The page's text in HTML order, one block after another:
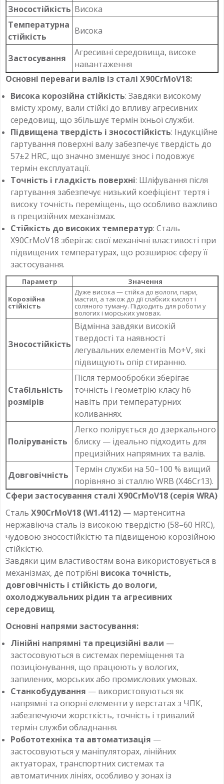
Зносостійкість Висока
Температурна
стійкість
Висока
Застосування
Агресивні середовища, високе
навантаження
Основні переваги валів із сталі X90CrMoV18:
Висока корозійна стійкість: Завдяки високому
вмісту хрому, вали стійкі до впливу агресивних
середовищ, що збільшує термін їхньої служби.
Підвищена твердість і зносостійкість: Індукційне
гартування поверхні валу забезпечує твердість до
57±2 HRC, що значно зменшує знос і подовжує
термін експлуатації.
Точність і гладкість поверхні: Шліфування після
гартування забезпечує низький коефіцієнт тертя і
високу точність переміщень, що особливо важливо
в прецизійних механізмах.
Стійкість до високих температур: Сталь
X90CrMoV18 зберігає свої механічні властивості при
підвищених температурах, що розширює сферу її
застосування.
Параметр
Значення
Корозійна
стійкість
Дуже висока — стійка до вологи, пари,
мастил, а також до дії слабких кислот і
соляного туману. Підходить для роботи у
вологих і морських умовах.
Зносостійкість
Відмінна завдяки високій
твердості та наявності
легувальних елементів Mo+V, які
підвищують опір стиранню.
Стабільність
розмірів
Після термообробки зберігає
точність і геометрію класу h6
навіть при температурних
коливаннях.
Поліруваність
Легко полірується до дзеркального
блиску — ідеально підходить для
прецизійних напрямних та валів.
Довговічність
Термін служби на 50–100 % вищий
порівняно зі сталлю WRB (X46Cr13).
Сфери застосування сталі X90CrMoV18 (серія WRA)
Сталь X90CrMoV18 (W1.4112) — мартенситна
нержавіюча сталь із високою твердістю (58–60 HRC),
чудовою зносостійкістю та підвищеною корозійною
стійкістю.
Завдяки цим властивостям вона використовується в
механізмах, де потрібні висока точність,
довговічність і стійкість до вологи,
охолоджувальних рідин та агресивних
середовищ.
Основні напрями застосування:
Лінійні напрямні та прецизійні вали —
застосовуються в системах переміщення та
позиціонування, що працюють у вологих,
запилених, морських або промислових умовах.
Станкобудування — використовуються як
напрямні та опорні елементи у верстатах з ЧПК,
забезпечуючи жорсткість, точність і тривалий
термін служби обладнання.
Робототехніка та автоматизація —
застосовуються у маніпуляторах, лінійних
актуаторах, транспортних системах та
автоматичних лініях, особливо у зонах із